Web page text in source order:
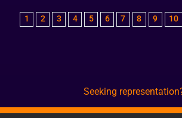
1 2 3 4 5 6 7 8 9 10
Seeking